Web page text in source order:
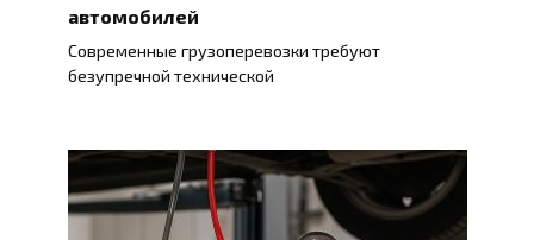
автомобилей
Современные грузоперевозки требуют
безупречной технической